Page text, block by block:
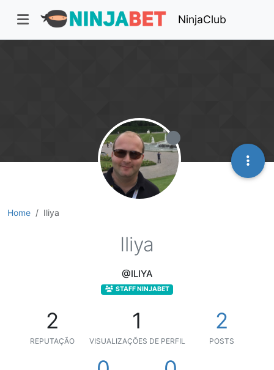
NinjaClub
Home Iliya
Iliya
@ILIYA
STAFF NINJABET
2
REPUTAÇÃO
1
VISUALIZAÇÕES DE PERFIL
2
POSTS